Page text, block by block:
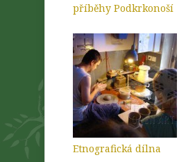
příběhy Podkrkonoší
Etnografická dílna